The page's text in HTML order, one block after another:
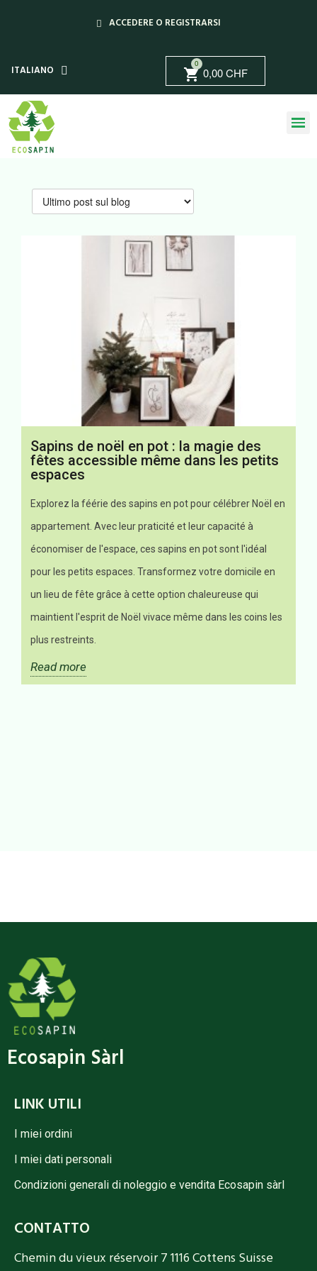
ACCEDERE O REGISTRARSI
ITALIANO shopping_cart
0
0,00 CHF
Sapins de noël en pot : la magie des
fêtes accessible même dans les petits
espaces
Explorez la féérie des sapins en pot pour célébrer Noël en
appartement. Avec leur praticité et leur capacité à
économiser de l'espace, ces sapins en pot sont l'idéal
pour les petits espaces. Transformez votre domicile en
un lieu de fête grâce à cette option chaleureuse qui
maintient l'esprit de Noël vivace même dans les coins les
plus restreints.
Read more
Ecosapin Sàrl
LINK UTILI
I miei ordini
I miei dati personali
Condizioni generali di noleggio e vendita Ecosapin sàrl
CONTATTO
Chemin du vieux réservoir 7 1116 Cottens Suisse